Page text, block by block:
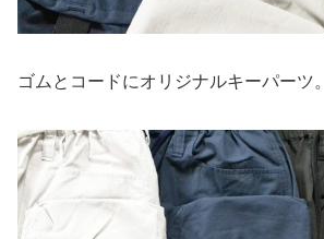
ゴムとコードにオリジナルキーパーツ。